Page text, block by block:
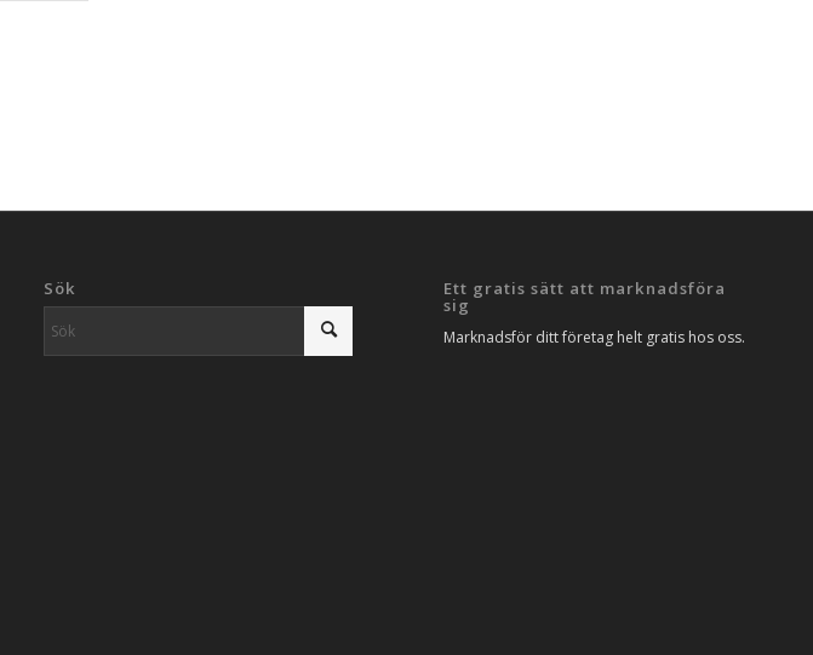
Sök Ett gratis sätt att marknadsföra
sig
Marknadsför ditt företag helt gratis hos oss.